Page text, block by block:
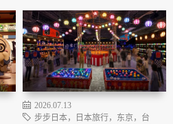
2026.07.13
步步日本，日本旅行，东京，台